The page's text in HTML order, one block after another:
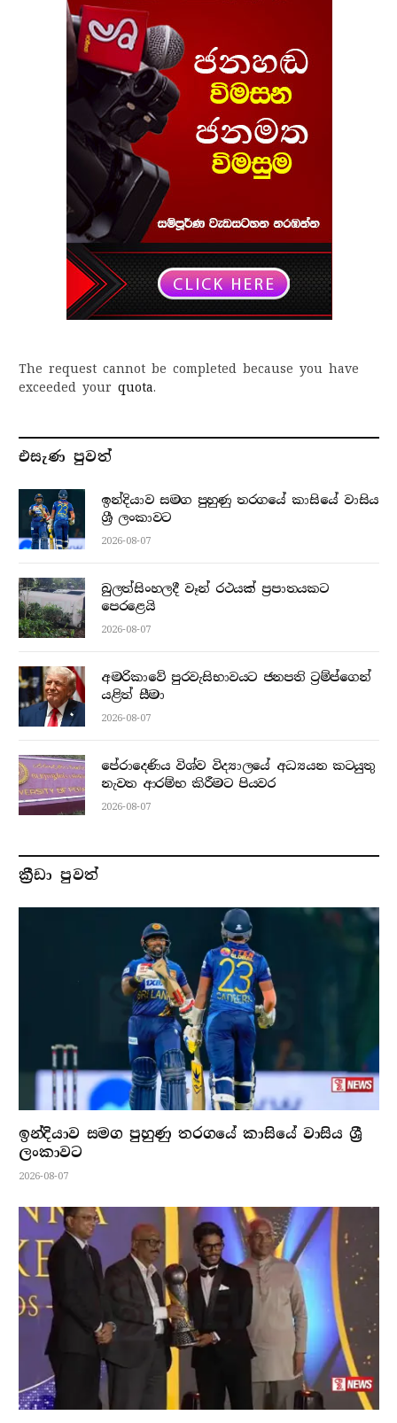
The request cannot be completed because you have
exceeded your quota.
එසැණ පුව​ත්
ඉන්දියාව සමග පුහුණු තරගයේ කාසියේ වාසිය
ශ්‍රී ලංකාවට
2026-08-07
බුලත්සිංහලදී වෑන් රථයක් ප්‍රපාතයකට
පෙරළෙයි
2026-08-07
අමරිකාවේ පුරවැසිභාවයට ජනපති ට්‍රම්ප්ගෙන්
යළිත් සීමා
2026-08-07
පේරාදෙණිය විශ්ව විද්‍යාලයේ අධ්‍යයන කටයුතු
නැවත ආරම්භ කිරීමට පියවර
2026-08-07
ක්‍රීඩා පුවත්
ඉන්දියාව සමග පුහුණු තරගයේ කාසියේ වාසිය ශ්‍රී
ලංකාවට
2026-08-07